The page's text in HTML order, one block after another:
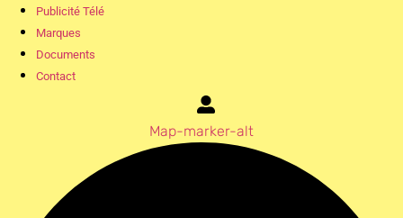
Publicité Télé
Marques
Documents
Contact
Map-marker-alt